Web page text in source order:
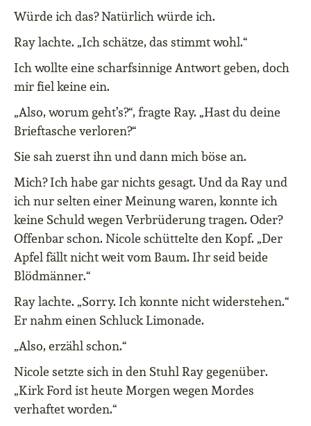
Würde ich das? Natürlich würde ich.
Ray lachte. „Ich schätze, das stimmt wohl.“
Ich wollte eine scharfsinnige Antwort geben, doch
mir fiel keine ein.
„Also, worum geht’s?“, fragte Ray. „Hast du deine
Brieftasche verloren?“
Sie sah zuerst ihn und dann mich böse an.
Mich? Ich habe gar nichts gesagt. Und da Ray und
ich nur selten einer Meinung waren, konnte ich
keine Schuld wegen Verbrüderung tragen. Oder?
Offenbar schon. Nicole schüttelte den Kopf. „Der
Apfel fällt nicht weit vom Baum. Ihr seid beide
Blödmänner.“
Ray lachte. „Sorry. Ich konnte nicht widerstehen.“
Er nahm einen Schluck Limonade.
„Also, erzähl schon.“
Nicole setzte sich in den Stuhl Ray gegenüber.
„Kirk Ford ist heute Morgen wegen Mordes
verhaftet worden.“